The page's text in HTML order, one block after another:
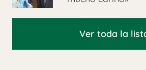
Ver toda la